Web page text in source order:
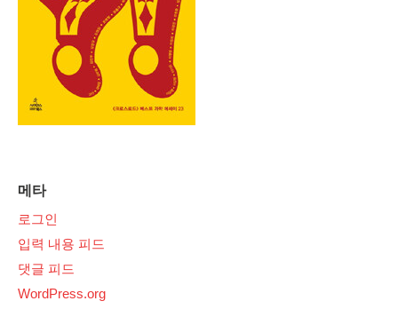
메타
로그인
입력 내용 피드
댓글 피드
WordPress.org